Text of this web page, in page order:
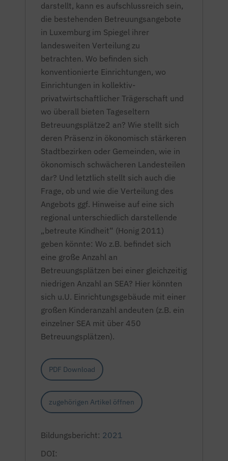
darstellt, kann es aufschlussreich sein,
die bestehenden Betreuungsangebote
in Luxemburg im Spiegel ihrer
landesweiten Verteilung zu
betrachten. Wo befinden sich
konventionierte Einrichtungen, wo
Einrichtungen in kollektiv-
privatwirtschaftlicher Trägerschaft und
wo überall bieten Tageseltern
Betreuungsplätze2 an? Wie stellt sich
deren Präsenz in ökonomisch stärkeren
Stadtbezirken oder Gemeinden, wie in
ökonomisch schwächeren Landesteilen
dar? Und letztlich stellt sich auch die
Frage, ob und wie die Verteilung des
Angebots ggf. Hinweise auf eine sich
regional unterschiedlich darstellende
„betreute Kindheit“ (Honig 2011)
geben könnte: Wo z.B. befindet sich
eine große Anzahl an
Betreuungsplätzen bei einer gleichzeitig
niedrigen Anzahl an SEA? Hier könnten
sich u.U. Einrichtungsgebäude mit einer
großen Kinderanzahl andeuten (z.B. ein
einzelner SEA mit über 450
Betreuungsplätzen).
PDF Download
zugehörigen Artikel öffnen
Bildungsbericht: 2021
DOI: